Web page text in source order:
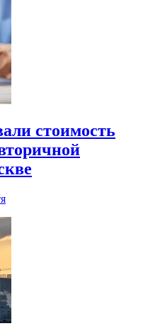
стоимость